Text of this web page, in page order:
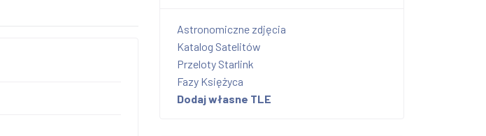
Astronomiczne zdjęcia
Katalog Satelitów
Przeloty Starlink
Fazy Księżyca
Dodaj własne TLE